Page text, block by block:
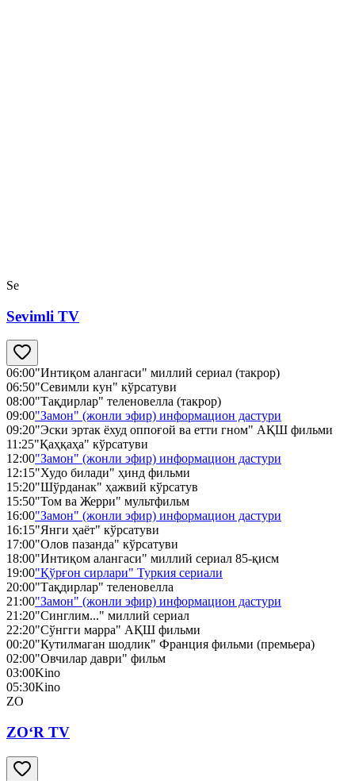
Se
Sevimli TV
06:00"Интиқом алангаси" миллий сериал (такрор)
06:50"Севимли кун" кўрсатуви
08:00"Тақдирлар" теленовелла (такрор)
09:00"Замон" (жонли эфир) информацион дастури
09:20"Эски эртак ёхуд оппоғой ва етти гном" АҚШ фильми
11:25"Қаҳқаҳа" кўрсатуви
12:00"Замон" (жонли эфир) информацион дастури
12:15"Худо билади" ҳинд фильми
15:20"Шўрданак" ҳажвий кўрсатув
15:50"Том ва Жерри" мультфильм
16:00"Замон" (жонли эфир) информацион дастури
16:15"Янги ҳаёт" кўрсатуви
17:00"Олов пазанда" кўрсатуви
18:00"Интиқом алангаси" миллий сериал 85-қисм
19:00"Қўрғон сирлари" Туркия сериали
20:00"Тақдирлар" теленовелла
21:00"Замон" (жонли эфир) информацион дастури
21:20"Синглим..." миллий сериал
22:20"Сўнгги марра" АҚШ фильми
00:20"Кутилмаган шодлик" Франция фильми (премьера)
02:00"Овчилар даври" фильм
03:00Kino
05:30Kino
ZO
ZO‘R TV